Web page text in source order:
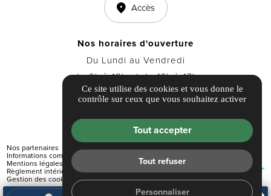
Accès
Nos horaires d'ouverture
Du Lundi au Vendredi
de 9h à 12h et de 13h à 17h
Nos partenaires
Informations complémentaires
Mentions légales
Règlement intérieur
Gestion des cookies
Ce site utilise des cookies et vous donne le
contrôle sur ceux que vous souhaitez activer
Tout accepter
Tout refuser
Personnaliser